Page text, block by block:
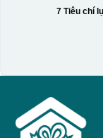
7 Tiêu chí